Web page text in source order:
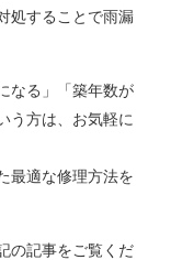
処することで雨漏
なる」「築年数が
う方は、お気軽に
最適な修理方法を
の記事をご覧くだ